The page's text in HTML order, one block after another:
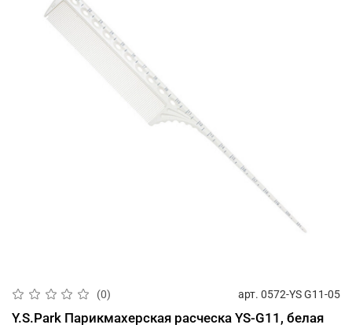
(0) арт. 0572-YS G11-05
Y.S.Park Парикмахерская расческа YS-G11, белая